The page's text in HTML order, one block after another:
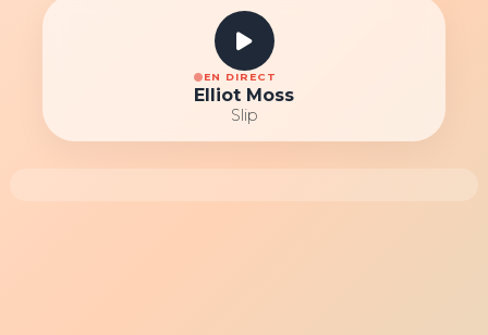
EN DIRECT
Elliot Moss
Slip